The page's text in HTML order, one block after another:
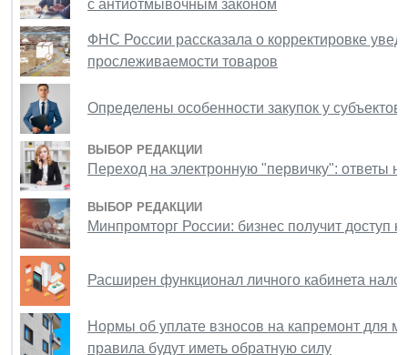
с антиотмывочным законом
ФНС России рассказала о корректировке
прослеживаемости товаров
Определены особенности закупок у
ВЫБОР РЕДАКЦИИ
Переход на электронную "первичку": ответы
ВЫБОР РЕДАКЦИИ
Минпромторг России: бизнес получит доступ
Расширен функционал личного кабинета
Нормы об уплате взносов на капремонт для
правила будут иметь обратную силу